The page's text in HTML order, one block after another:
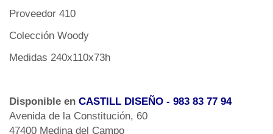
Proveedor 410
Colección Woody
Medidas 240x110x73h
Disponible en CASTILL DISEÑO - 983 83 77 94
Avenida de la Constitución, 60
47400 Medina del Campo